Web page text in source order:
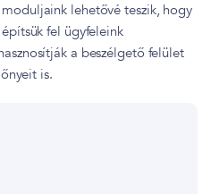
lehetővé teszik, hogy
fel ügyfeleink
a beszélgető felület
is.